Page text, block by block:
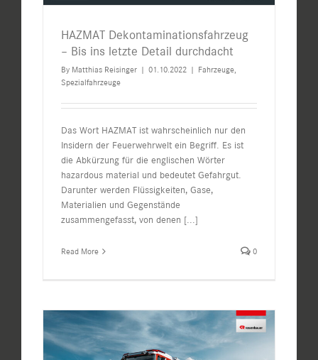
HAZMAT Dekontaminationsfahrzeug
– Bis ins letzte Detail durchdacht
By Matthias Reisinger | 01.10.2022 | Fahrzeuge,
Spezialfahrzeuge
Das Wort HAZMAT ist wahrscheinlich nur den
Insidern der Feuerwehrwelt ein Begriff. Es ist
die Abkürzung für die englischen Wörter
hazardous material und bedeutet Gefahrgut.
Darunter werden Flüssigkeiten, Gase,
Materialien und Gegenstände
zusammengefasst, von denen [...]
Read More 0